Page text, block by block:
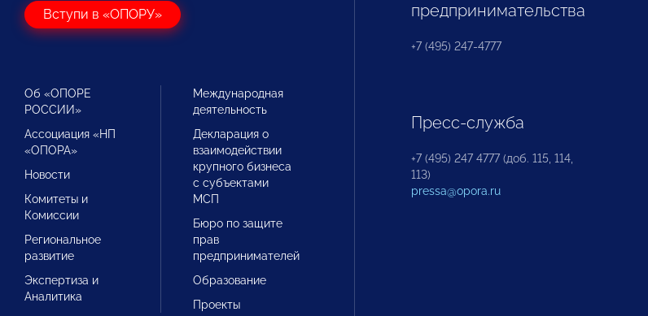
Вступи в «ОПОРУ»
Об «ОПОРЕ
РОССИИ»
Ассоциация «НП
«ОПОРА»
Новости
Комитеты и
Комиссии
Региональное
развитие
Экспертиза и
Аналитика
Международная
деятельность
Декларация о
взаимодействии
крупного бизнеса
с субъектами
МСП
Бюро по защите
прав
предпринимателей
Образование
Проекты
предпринимательства
+7 (495) 247-4777
Пресс-служба
+7 (495) 247 4777 (доб. 115, 114,
113)
pressa@opora.ru